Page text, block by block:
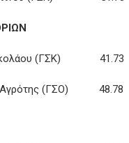
(ΓΣΚ) 41.73
Αγρότης (ΓΣΟ) 48.78